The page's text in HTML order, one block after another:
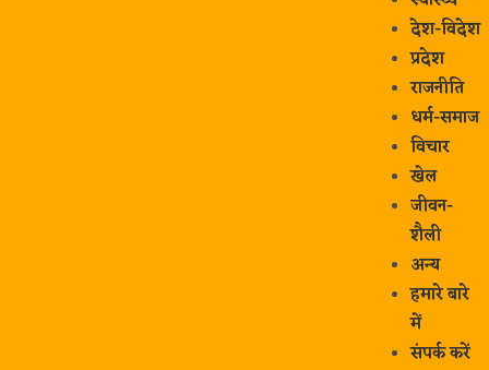
देश-विदेश
प्रदेश
राजनीति
धर्म-समाज
विचार
खेल
जीवन-
शैली
अन्य
हमारे बारे
में
संपर्क करें